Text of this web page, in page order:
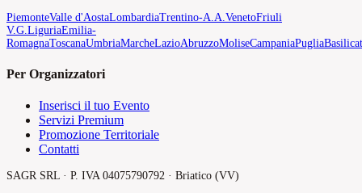
PiemonteValle d'AostaLombardiaTrentino-A.A. VenetoFriuli
V.G. LiguriaEmilia-
RomagnaToscanaUmbriaMarcheLazioAbruzzoMoliseCampaniaPuglia
Per Organizzatori
Inserisci il tuo Evento
Servizi Premium
Promozione Territoriale
Contatti
SAGR SRL · P. IVA 04075790792 · Briatico (VV)